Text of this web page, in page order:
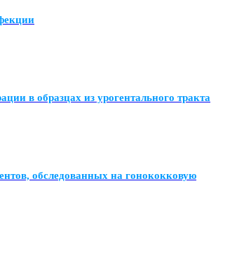
в образцах из урогентального тракта
обследованных на гонококковую